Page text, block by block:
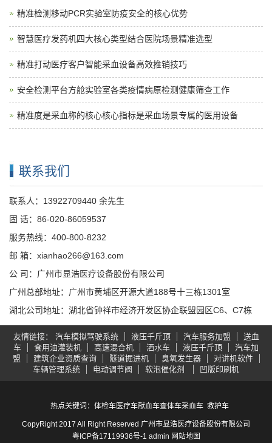
精准检测移动PCR实验室防疫安全的核心优势
智慧医疗发药机四大核心类型结合医院场景精准选型
精准打动医疗客户智能采血设备高效推销技巧
安全检测平台方舱实验室各类疫情病原检测健康筛查工作
精准度是采血称的核心核心指标是采血场景专属的医用设备
联系我们
联系人：13922709440 余先生
固 话：86-020-86059537
服务热线：400-800-8232
邮 箱：xianhao266@163.com
公 司：广州市显浩医疗设备股份有限公司
广州总部地址：广州市黄埔区开源大道188号十三栋1301室
湖北公司地址：湖北省钟祥市经济开发区协企联盟园区C6、C7栋
友情链接 汽车模拟驾驶系统 液压千斤顶 汽车服务加盟
送血
车
食用油灌装机 高速混合机 洒水车 液压千斤顶
汽车加
盟
建筑企业资质查询 隧道掘进机 臭氧发生器
对讲机软件
车辆管理系统
电动调节阀 软泡催化剂 凹版印刷机
热点关键词： 体检车医疗车献血车查体车采血车 救护车
CopyRight 2017 All Right Reserved 广州市显浩医疗设备股份有限公司
粤ICP备17119936号-1 admin 网站地图